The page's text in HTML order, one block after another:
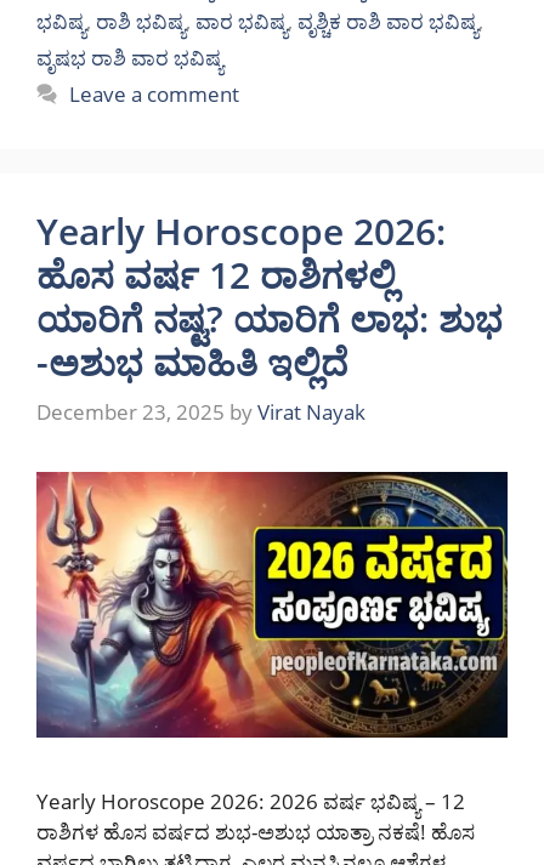
ಭವಿಷ್ಯ, ರಾಶಿ ಭವಿಷ್ಯ, ವಾರ ಭವಿಷ್ಯ, ವೃಶ್ಚಿಕ ರಾಶಿ ವಾರ ಭವಿಷ್ಯ,
ವೃಷಭ ರಾಶಿ ವಾರ ಭವಿಷ್ಯ
Leave a comment
Yearly Horoscope 2026:
ಹೊಸ ವರ್ಷ 12 ರಾಶಿಗಳಲ್ಲಿ
ಯಾರಿಗೆ ನಷ್ಟ? ಯಾರಿಗೆ ಲಾಭ: ಶುಭ
-ಅಶುಭ ಮಾಹಿತಿ ಇಲ್ಲಿದೆ
December 23, 2025 byVirat Nayak
Yearly Horoscope 2026: 2026 ವರ್ಷ ಭವಿಷ್ಯ – 12
ರಾಶಿಗಳ ಹೊಸ ವರ್ಷದ ಶುಭ-ಅಶುಭ ಯಾತ್ರಾ ನಕಷೆ! ಹೊಸ